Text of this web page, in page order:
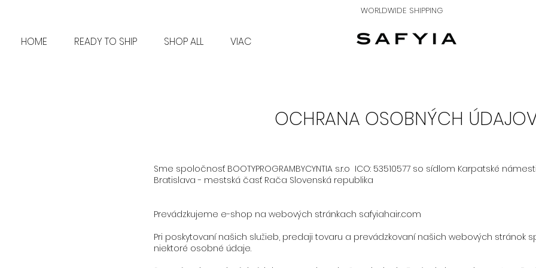
WORLDWIDE SHIPPING
HOME READY TO SHIP SHOP ALL VIAC
OCHRANA OSOBNÝCH
Sme spoločnosť BOOTYPROGRAMBYCYNTIA s.r.o ICO: 53510577 so sídlom Karpatské
Bratislava - mestská časť Rača Slovenská republika
Prevádzkujeme e-shop na webových stránkach safyiahair.com
Pri poskytovaní našich služieb, predaji tovaru a prevádzkovaní našich webových stránok
niektoré osobné údaje.